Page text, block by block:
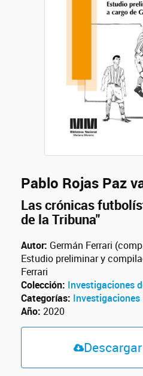
Pablo Rojas Paz
Las crónicas
de la Tribuna"
Autor: Germán Ferrari
Estudio preliminar y
Ferrari
Colección: Investigaciones
Categorías: Investigaciones
Año: 2020
Descargar